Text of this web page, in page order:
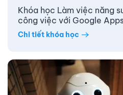
Khóa học Làm việc năng
công việc với Google
Chi tiết khóa học